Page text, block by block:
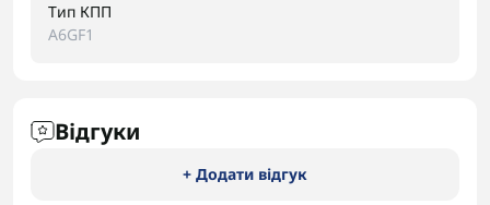
Тип КПП
A6GF1
Відгуки
+ Додати відгук